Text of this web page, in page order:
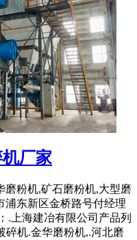
厂家
磨粉机,矿石磨粉机,大型磨
浦东新区金桥路号付经理
.上海建冶有限公司产品列
碎机.金华磨粉机,.河北磨